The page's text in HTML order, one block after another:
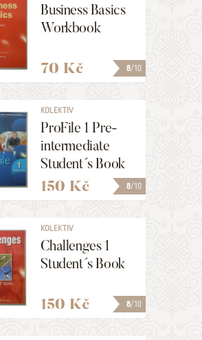
8/10
Business Basics
Workbook
70 Kč
8/10
KOLEKTIV
ProFile 1 Pre-
intermediate
Student´s Book
150 Kč
8/10
KOLEKTIV
Challenges 1
Student´s Book
150 Kč